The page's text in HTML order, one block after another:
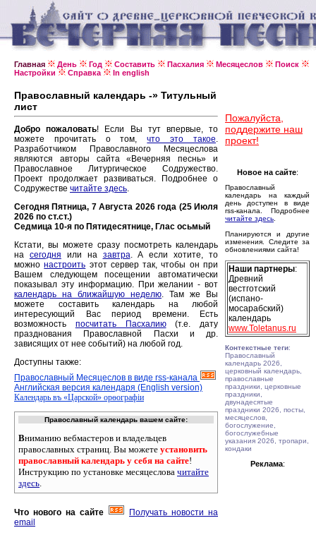
Главная День Год Составить Пасхалия Месяцеслов
Поиск
Настройки
Справка In english
Православный календарь -» Титульный
лист
Добро пожаловать! Если Вы тут впервые, то
можете прочитать о том,что это такое.
Разработчиком Православного Месяцеслова
являются авторы сайта «Вечерняя песнь» и
Православное Литургическое Содружество.
Проект продолжает развиваться. Подробнее о
Содружестве читайте здесь.
Сегодня Пятница, 7 Августа 2026 года (25 Июля
2026 по ст.ст.)
Седмица 10-я по Пятидесятнице, Глас осьмый
Кстати, вы можете сразу посмотреть календарь
на сегодня или на завтра. А если хотите, то
можнонастроить этот сервер так, чтобы он при
Вашем следующем посещении автоматически
показывал эту информацию. При желании - вот
календарь на ближайшую неделю. Там же Вы
можете составить календарь на любой
интересующий Вас период времени. Есть
возможность посчитать Пасхалию(т.е. дату
празднования Православной Пасхи и др.
зависящих от нее событий) на любой год.
Доступны также:
Православный Месяцеслов в виде rss-канала
Английская версия календаря (English version)
Календарь въ «Царской» орѳографiи
Православный календарь вашем сайте:
Вниманию вебмастеров и владельцев
православных страниц. Вы можете установить
православный календарь у себя на сайте!
Инструкцию по установке месяцеслова читайте
здесь.
Что нового на сайте
Получать новости на
email
Пожалуйста,
поддержите наш
проект!
Новое на сайте:
Православный
календарь на каждый
день доступен в виде
rss-канала. Подробнее
читайте здесь
Планируются и другие
изменения. Следите за
обновлениями сайта!
Наши партнеры:
Древний
вестготский
(испано-
мосарабский)
календарь
www.Toletanus.ru
Контекстные теги:
Православный
календарь 2026,
церковный календарь,
православные
праздники, церковные
праздники,
двунадесятые
праздники 2026, посты,
месяцеслов,
богослужение,
богослужебные
указания 2026, тропари,
кондаки
Реклама: